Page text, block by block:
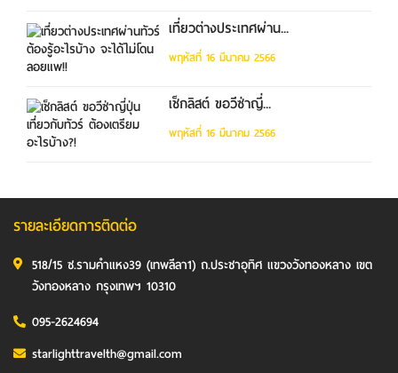
เที่ยวต่างประเทศผ่าน...
พฤหัสที่ 16 มีนาคม 2566
เช็กลิสต์ ขอวีซ่าญี่...
พฤหัสที่ 16 มีนาคม 2566
รายละเอียดการติดต่อ
518/15 ซ.รามคำแหง39 (เทพลีลา1) ถ.ประชาอุทิศ แขวงวังทองหลาง เขต
วังทองหลาง กรุงเทพฯ 10310
095-2624694
starlighttravelth@gmail.com